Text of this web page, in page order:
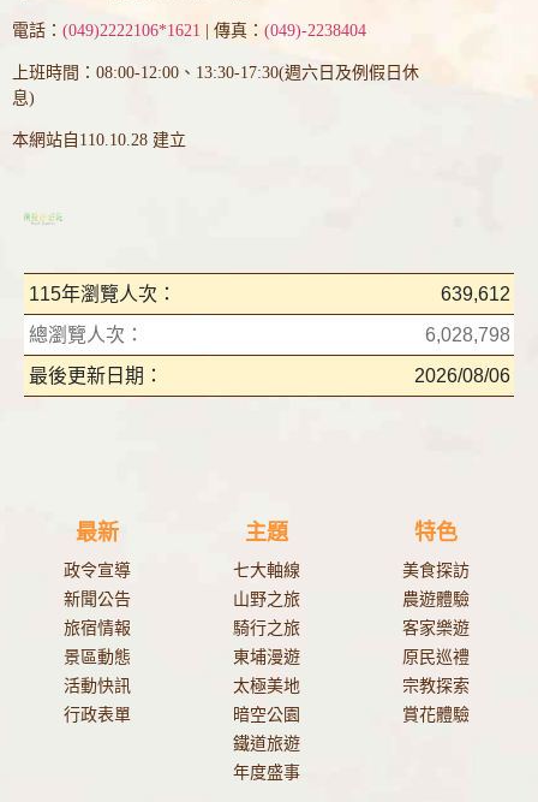
電話： (049)2222106*1621 | 傳真： (049)-2238404
上班時間：08:00-12:00、13:30-17:30(週六日及例假日休
息)
本網站自110.10.28 建立
115年瀏覽人次：
639,612
總瀏覽人次：
6,028,798
最後更新日期：
2026/08/06
最新
政令宣導
新聞公告
旅宿情報
景區動態
活動快訊
行政表單
主題
七大軸線
山野之旅
騎行之旅
東埔漫遊
太極美地
暗空公園
鐵道旅遊
年度盛事
特色
美食探訪
農遊體驗
客家樂遊
原民巡禮
宗教探索
賞花體驗